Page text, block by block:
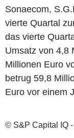
Sonaecom,
vierte Quartal
das vierte
Umsatz von 4,8
Millionen Euro
betrug 59,8
Euro vor einem
© S&P Capital IQ